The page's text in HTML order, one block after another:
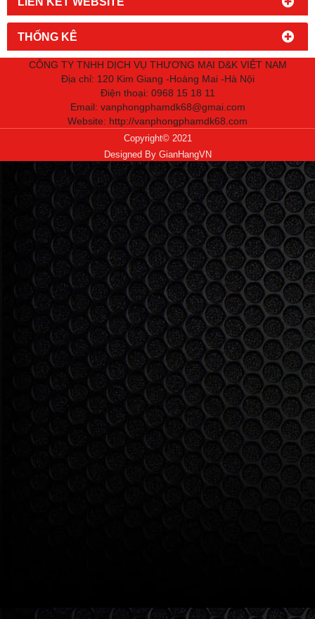
THỐNG KÊ
CÔNG TY TNHH DỊCH VỤ THƯƠNG MẠI D&K VIỆT NAM
Địa chỉ: 120 Kim Giang -Hoàng Mai -Hà Nội
Điện thoại: 0968 15 18 11
Email: vanphongphamdk68@gmai.com
Website: http://vanphongphamdk68.com
Copyright© 2021
Designed By GianHangVN